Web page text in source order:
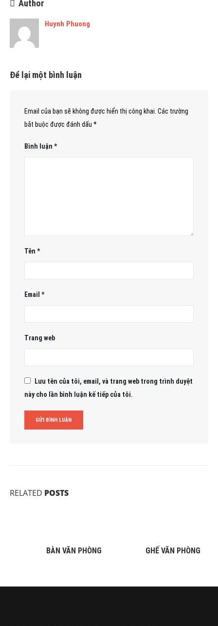
Author
Huynh Phuong
Để lại một bình luận
Email của bạn sẽ không được hiển thị công khai. Các trường
bắt buộc được đánh dấu *
Bình luận *
Tên *
Email *
Trang web
Lưu tên của tôi, email, và trang web trong trình duyệt
này cho lần bình luận kế tiếp của tôi.
RELATED POSTS
BÀN VĂN PHÒNG GHẾ VĂN PHÒNG